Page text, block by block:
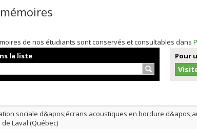
de nos étudiants sont conservés et consultables dans
la liste
Rechercher…
Pour
en ordre croissant
sociale d&apos;écrans acoustiques en bordure
de Laval (Québec)